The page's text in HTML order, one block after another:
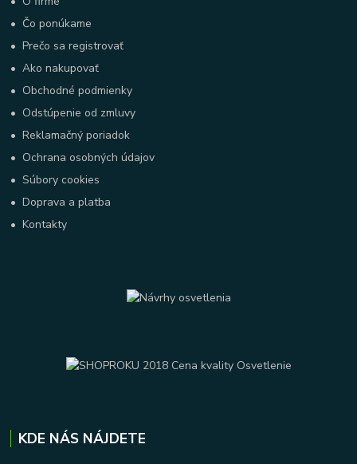
• Čo ponúkame
•Prečo sa registrovať
•Ako nakupovať
• Obchodné podmienky
• Odstúpenie od zmluvy
•Reklamačný poriadok
• Ochrana osobných údajov
•Súbory cookies
•Doprava a platba
•Kontakty
KDE NÁS NÁJDETE